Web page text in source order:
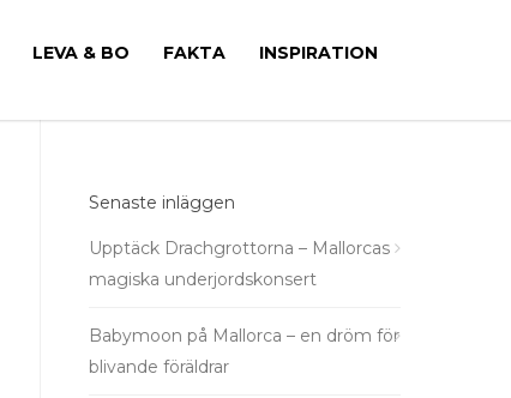
LEVA & BO FAKTA INSPIRATION
Senaste inläggen
Upptäck Drachgrottorna – Mallorcas
magiska underjordskonsert
Babymoon på Mallorca – en dröm för
blivande föräldrar